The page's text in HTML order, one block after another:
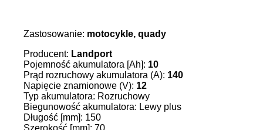
Zastosowanie: motocykle, quady
Producent: Landport
Pojemność akumulatora [Ah]: 10
Prąd rozruchowy akumulatora (A): 140
Napięcie znamionowe (V): 12
Typ akumulatora: Rozruchowy
Biegunowość akumulatora: Lewy plus
Długość [mm]: 150